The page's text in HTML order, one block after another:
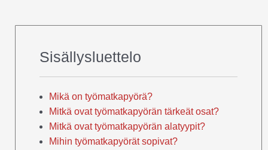
Sisällysluettelo
Mikä on työmatkapyörä?
Mitkä ovat työmatkapyörän tärkeät osat?
Mitkä ovat työmatkapyörän alatyypit?
Mihin työmatkapyörät sopivat?